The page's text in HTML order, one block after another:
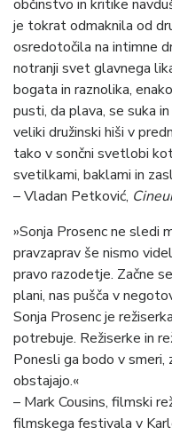
občinstvo in kritike
je tokrat odmaknila od
osredotočila na intimne
notranji svet glavnega
bogata in raznolika,
pusti, da plava, se suka
veliki družinski hiši v
tako v sončni svetlobi
svetilkami, baklami in
– Vladan Petković,
»Sonja Prosenc ne sledi
pravzaprav še nismo
pravo razodetje. Začne
plani, nas pušča v
Sonja Prosenc je
potrebuje. Režiserke in
Ponesli ga bodo v
obstajajo.«
– Mark Cousins, filmski
filmskega festivala v